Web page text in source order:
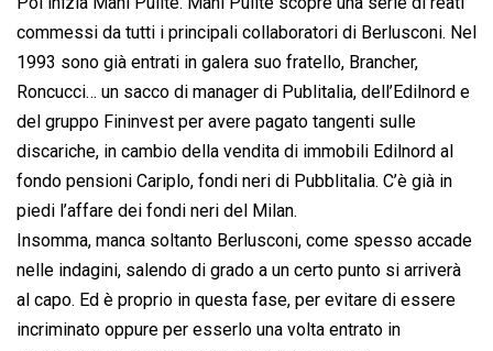
commessi da tutti i principali collaboratori di Berlusconi. Nel
1993 sono già entrati in galera suo fratello, Brancher,
Roncucci… un sacco di manager di Publitalia, dell’Edilnord e
del gruppo Fininvest per avere pagato tangenti sulle
discariche, in cambio della vendita di immobili Edilnord al
fondo pensioni Cariplo, fondi neri di Pubblitalia. C’è già in
piedi l’affare dei fondi neri del Milan.
Insomma, manca soltanto Berlusconi, come spesso accade
nelle indagini, salendo di grado a un certo punto si arriverà
al capo. Ed è proprio in questa fase, per evitare di essere
incriminato oppure per esserlo una volta entrato in